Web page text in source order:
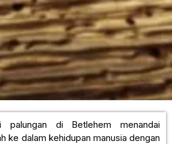
palungan di Betlehem menandai
ke dalam kehidupan manusia dengan